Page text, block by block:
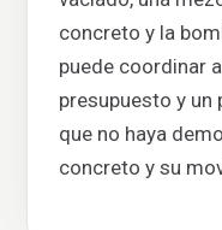
concreto y la
puede coordinar
presupuesto y un
que no haya
concreto y su